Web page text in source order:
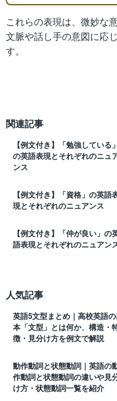
これらの表現は、微妙な
文脈や話し手の意図に応
す。
関連記事
【例文付き】「勉強している」
の英語表現とそれぞれのニュ
ンス
【例文付き】「資格」の英語
現とそれぞれのニュアンス
【例文付き】「仲が良い」の
語表現とそれぞれのニュアン
人気記事
英語5文型まとめ｜高校英語
本「文型」とは何か、構造・
徴・見分け方を例文で解説
動作動詞と状態動詞｜英語の
作動詞と状態動詞の違いや見
け方・状態動詞一覧を紹介